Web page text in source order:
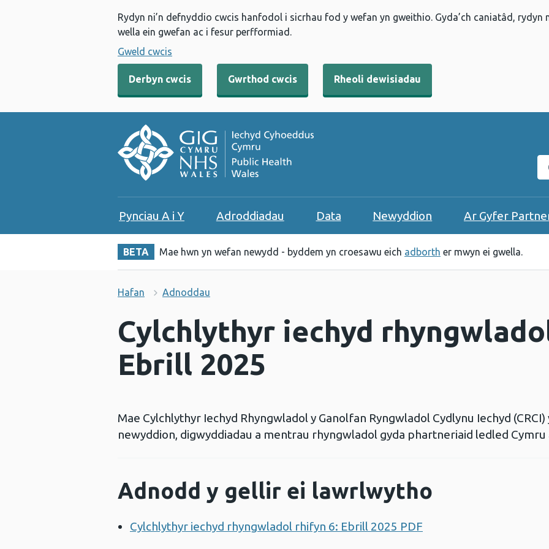
Rydyn ni’n defnyddio cwcis hanfodol i sicrhau fod y wefan yn gweithio. Gyda’ch caniatâd,
wella ein gwefan ac i fesur perfformiad.
Gweld cwcis
Derbyn cwcis Gwrthod cwcis Rheoli dewisiadau
Pynciau A i Y Adroddiadau Data Newyddion Ar Gyfer
BETA Mae hwn yn wefan newydd - byddem yn croesawu eich adborth er mwyn ei gwella.
Hafan Adnoddau
Cylchlythyr iechyd
Ebrill 2025
Mae Cylchlythyr Iechyd Rhyngwladol y Ganolfan Ryngwladol Cydlynu Iechyd
newyddion, digwyddiadau a mentrau rhyngwladol gyda phartneriaid ledled Cymru
Adnodd y gellir ei lawrlwytho
Cylchlythyr iechyd rhyngwladol rhifyn 6: Ebrill 2025 PDF